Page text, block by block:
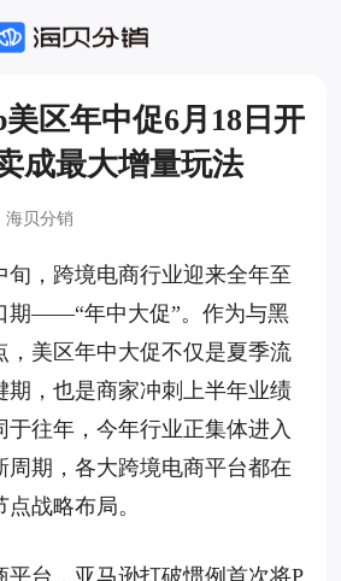
区年中促6月18日开
成最大增量玩法
海贝分销
旬，跨境电商行业迎来全年至
期——“年中大促”。作为与黑
，美区年中大促不仅是夏季流
期，也是商家冲刺上半年业绩
于往年，今年行业正集体进入
周期，各大跨境电商平台都在
战略布局。
平台，亚马逊打破惯例首次将P